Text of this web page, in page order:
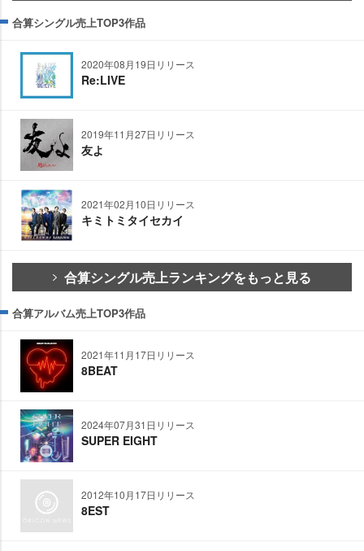
合算シングル売上TOP3作品
2020年08月19日リリース
Re:LIVE
2019年11月27日リリース
友よ
2021年02月10日リリース
キミトミタイセカイ
合算シングル売上ランキングをもっと見る
合算アルバム売上TOP3作品
2021年11月17日リリース
8BEAT
2024年07月31日リリース
SUPER EIGHT
2012年10月17日リリース
8EST